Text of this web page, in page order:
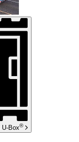
U-Box®